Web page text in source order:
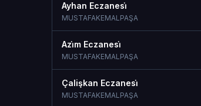
Ayhan Eczanesi̇
MUSTAFAKEMALPAŞA
Azi̇m Eczanesi̇
MUSTAFAKEMALPAŞA
Çalişkan Eczanesi̇
MUSTAFAKEMALPAŞA